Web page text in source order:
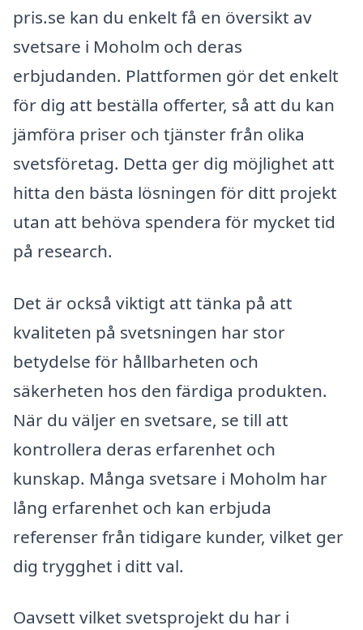
pris.se kan du enkelt få en översikt av
svetsare i Moholm och deras
erbjudanden. Plattformen gör det enkelt
för dig att beställa offerter, så att du kan
jämföra priser och tjänster från olika
svetsföretag. Detta ger dig möjlighet att
hitta den bästa lösningen för ditt projekt
utan att behöva spendera för mycket tid
på research.
Det är också viktigt att tänka på att
kvaliteten på svetsningen har stor
betydelse för hållbarheten och
säkerheten hos den färdiga produkten.
När du väljer en svetsare, se till att
kontrollera deras erfarenhet och
kunskap. Många svetsare i Moholm har
lång erfarenhet och kan erbjuda
referenser från tidigare kunder, vilket ger
dig trygghet i ditt val.
Oavsett vilket svetsprojekt du har i